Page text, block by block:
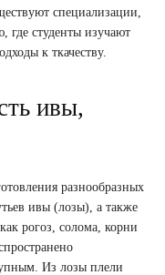
специализации,
где студенты изучают
к ткачеству.
ивы,
разнообразных
ивы (лозы), а также
рогоз, солома, корни
Из лозы плели